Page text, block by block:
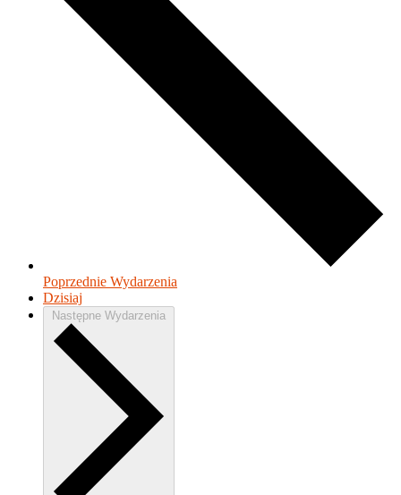
Poprzednie Wydarzenia
Dzisiaj
Następne Wydarzenia